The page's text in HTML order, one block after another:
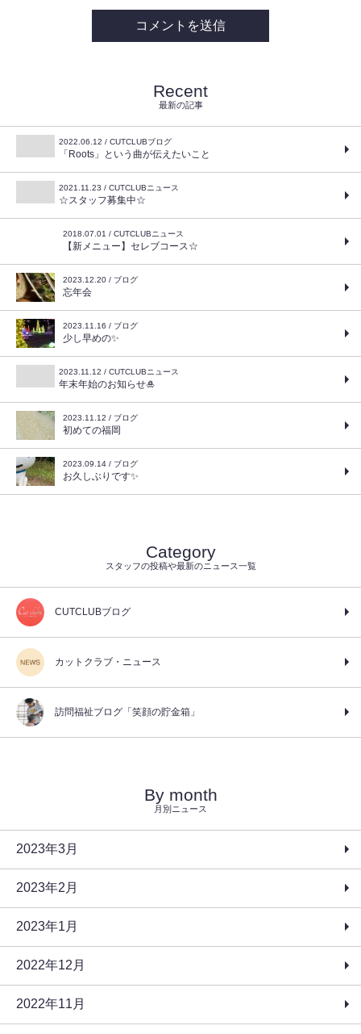
Recent
最新の記事
2022.06.12 / CUTCLUBブログ
「Roots」という曲が伝えたいこと
2021.11.23 / CUTCLUBニュース
☆スタッフ募集中☆
2018.07.01 / CUTCLUBニュース
【新メニュー】セレブコース☆
2023.12.20 / ブログ
忘年会
2023.11.16 / ブログ
少し早めの✨
2023.11.12 / CUTCLUBニュース
年末年始のお知らせ🎍
2023.11.12 / ブログ
初めての福岡
2023.09.14 / ブログ
お久しぶりです✨
Category
スタッフの投稿や最新のニュース一覧
CUTCLUBブログ
カットクラブ・ニュース
訪問福祉ブログ「笑顔の貯金箱」
By month
月別ニュース
2023年3月
2023年2月
2023年1月
2022年12月
2022年11月